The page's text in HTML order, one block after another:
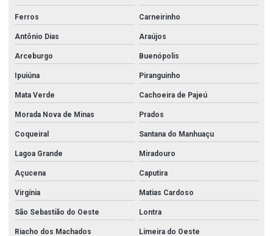
Ferros Carneirinho
Antônio Dias Araújos
Arceburgo Buenópolis
Ipuiúna Piranguinho
Mata Verde Cachoeira de Pajeú
Morada Nova de Minas Prados
Coqueiral Santana do Manhuaçu
Lagoa Grande Miradouro
Açucena Caputira
Virgínia Matias Cardoso
São Sebastião do Oeste Lontra
Riacho dos Machados Limeira do Oeste